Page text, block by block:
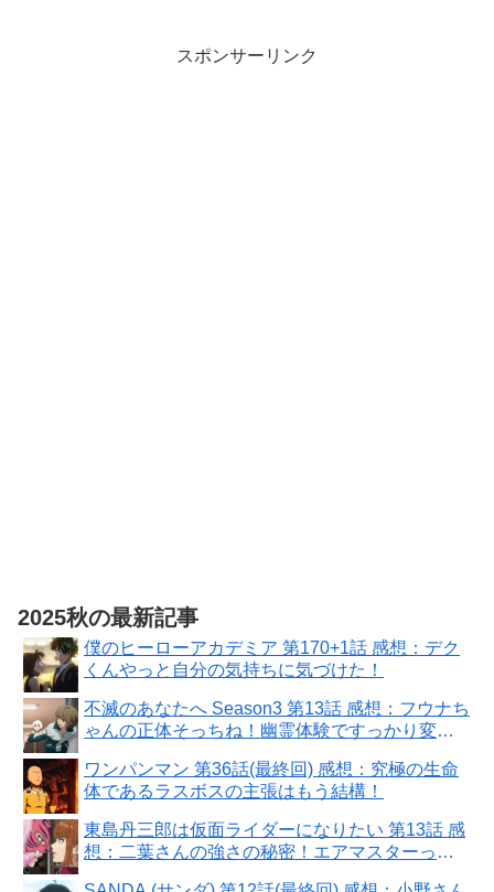
Devices, Xbox
スポンサーリンク
2025秋の最新記事
僕のヒーローアカデミア 第170+1話 感想：デク
くんやっと自分の気持ちに気づけた！
不滅のあなたへ Season3 第13話 感想：フウナち
ゃんの正体そっちね！幽霊体験ですっかり変わ
ワンパンマン 第36話(最終回) 感想：究極の生命
体であるラスボスの主張はもう結構！
東島丹三郎は仮面ライダーになりたい 第13話 感
想：二葉さんの強さの秘密！エアマスターって